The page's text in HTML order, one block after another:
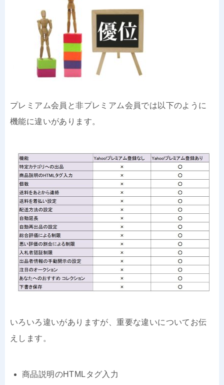
プレミアム会員と非プレミアム会員では以下のように
機能に違いがあります。
いろいろ違いがありますが、重要な違いについてお伝
えします。
商品説明のHTMLタグ入力